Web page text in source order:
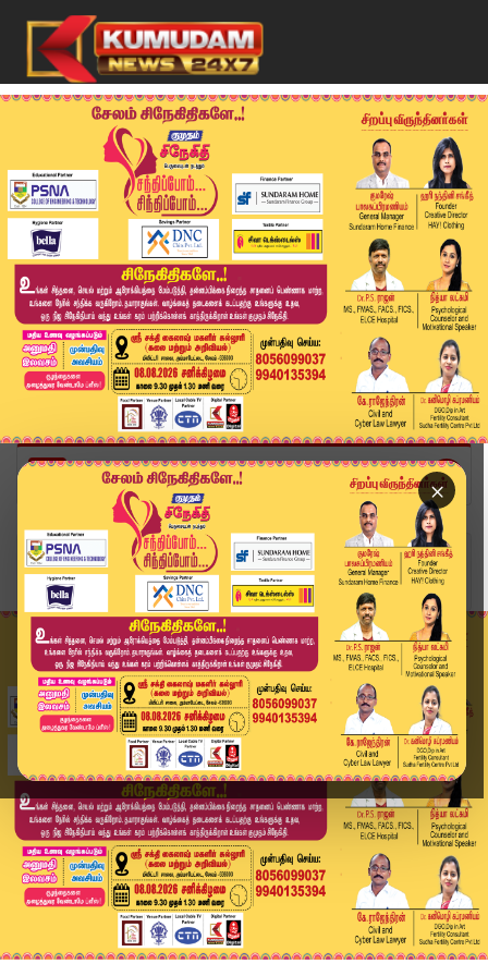
×
Home
தமிழ்நாடு
4 ஆண்டுகளாக தமிழ்நாட்டை முதலமைச்சர் சீரழித்துள்...